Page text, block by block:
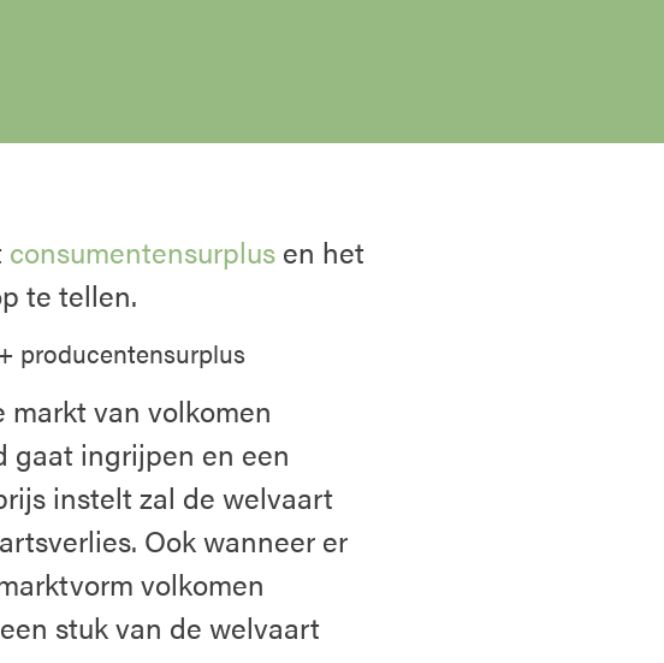
consumentensurplus en het
te tellen.
producentensurplus
van volkomen
gaat ingrijpen en een
instelt zal de welvaart
Ook wanneer er
volkomen
stuk van de welvaart